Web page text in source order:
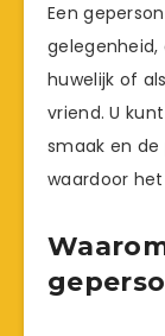
Een
huwelijk of
vriend. U
smaak en
waardoor